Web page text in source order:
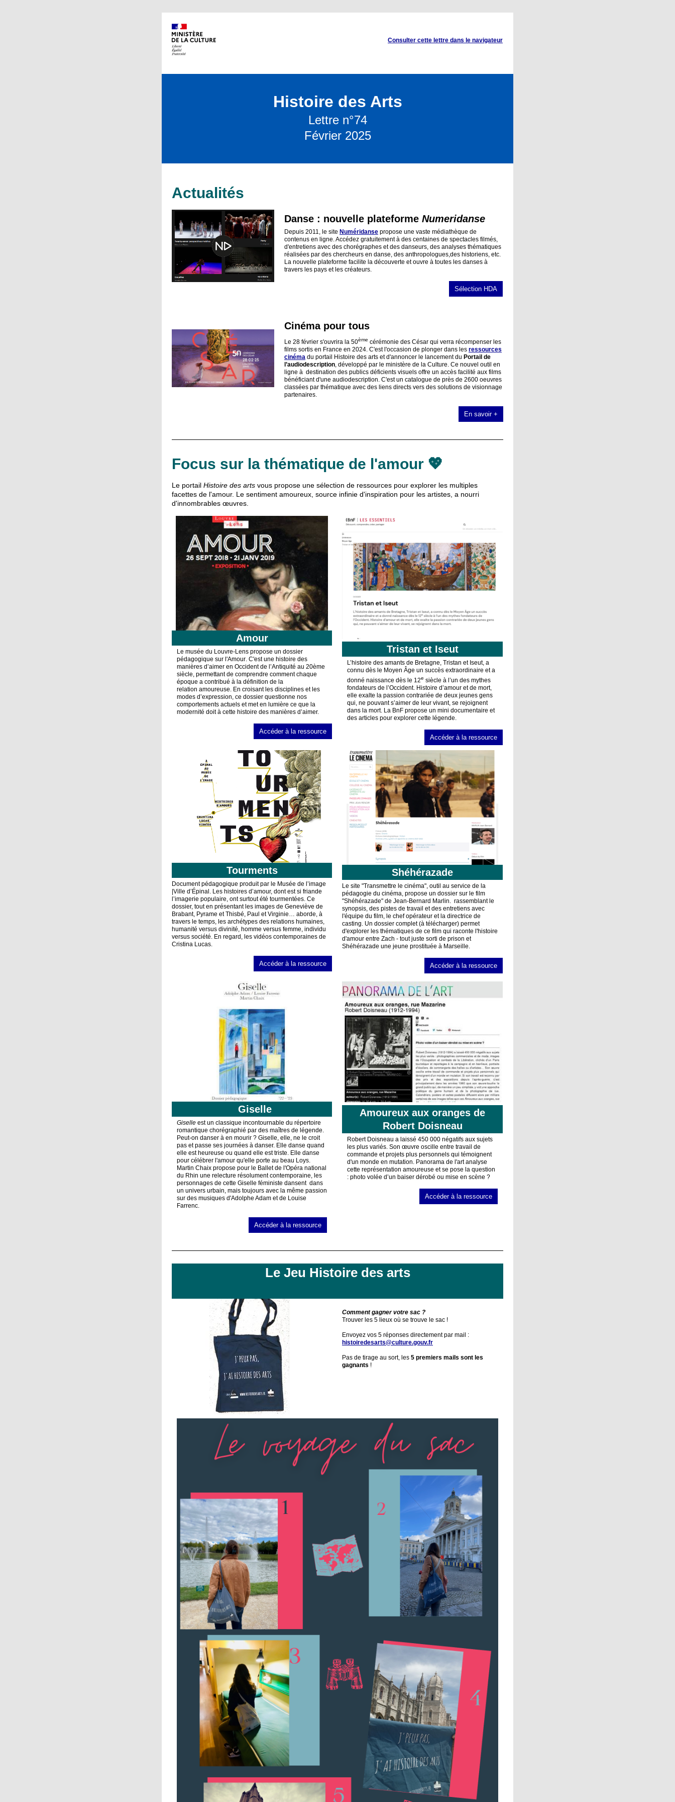
Consulter cette lettre dans le navigateur
Histoire des Arts
Lettre n°74
Février 2025
Actualités
Danse : nouvelle plateforme Numeridanse
Depuis 2011, le site Numéridanse propose une vaste médiathèque de
contenus en ligne. Accédez gratuitement à des centaines de spectacles filmés,
d'entretiens avec des chorégraphes et des danseurs, des analyses thématiques
réalisées par des chercheurs en danse, des anthropologues,des historiens, etc.
La nouvelle plateforme facilite la découverte et ouvre à toutes les danses à
travers les pays et les créateurs.
Sélection HDA
Cinéma pour tous
Le 28 février s'ouvrira la 50ème cérémonie des César qui verra récompenser les
films sortis en France en 2024. C'est l'occasion de plonger dans les ressources
cinéma du portail Histoire des arts et d'annoncer le lancement du Portail de
l’audiodescription, développé par le ministère de la Culture. Ce nouvel outil en
ligne à destination des publics déficients visuels offre un accès facilité aux films
bénéficiant d'une audiodescription. C'est un catalogue de près de 2600 oeuvres
classées par thématique avec des liens directs vers des solutions de visionnage
partenaires.
En savoir +
Focus sur la thématique de l'amour 💖
Le portail Histoire des arts vous propose une sélection de ressources pour explorer les multiples
facettes de l'amour. Le sentiment amoureux, source infinie d'inspiration pour les artistes, a nourri
d'innombrables œuvres.
Amour
Le musée du Louvre-Lens propose un dossier
pédagogique sur l'Amour. C'estune histoire des
manières d’aimer en Occident de l’Antiquité au 20ème
siècle, permettant de comprendre comment chaque
époque a contribué à la définition de la
relation amoureuse. En croisant les disciplines et les
modes d’expression, ce dossier questionne nos
comportements actuels et met en lumière ce que la
modernité doit à cette histoire des manières d’aimer.
Accéder à la ressource
Tristan et Iseut
L’histoire des amants de Bretagne, Tristan et Iseut, a
connu dès le Moyen Âge un succès extraordinaire et a
donné naissance dès le 12e siècle à l’un des mythes
fondateurs de l’Occident. Histoire d’amour et de mort,
elle exalte la passion contrariée de deux jeunes gens
qui, ne pouvant s’aimer de leur vivant, se rejoignent
dans la mort. La BnF propose un mini documentaire et
des articles pour explorer cette légende.
Accéder à la ressource
Tourments
Document pédagogique produit par le Musée de l’image
|Ville d’Épinal. Les histoires d’amour, dont est si friande
l’imagerie populaire, ont surtout été tourmentées. Ce
dossier, tout en présentant les images de Geneviève de
Brabant, Pyrame et Thisbé, Paul et Virginie… aborde, à
travers le temps, les archétypes des relations humaines,
humanité versus divinité, homme versus femme, individu
versus société. En regard, les vidéos contemporaines de
Cristina Lucas.
Accéder à la ressource
Shéhérazade
Le site "Transmettre le cinéma", outil au service de la
pédagogie du cinéma, propose un dossier sur le film
"Shéhérazade" de Jean-Bernard Marlin. rassemblant le
synopsis, des pistes de travail et des entretiens avec
l'équipe du film, le chef opérateur et la directrice de
casting. Un dossier complet (à télécharger) permet
d'explorer les thématiques de ce film qui raconte l'histoire
d'amour entre Zach - tout juste sorti de prison et
Shéhérazade une jeune prostituée à Marseille.
Accéder à la ressource
Giselle
Giselle est un classique incontournable du répertoire
romantique chorégraphié par des maîtres de légende.
Peut-on danser à en mourir ? Giselle, elle, ne le croit
pas et passe ses journées à danser. Elle danse quand
elle est heureuse ou quand elle est triste. Elle danse
pour célébrer l'amour qu'elle porte au beau Loys.
Martin Chaix propose pour le Ballet de l'Opéra national
du Rhin une relecture résolument contemporaine, les
personnages de cette Giselle féministe dansent dans
un univers urbain, mais toujours avec la même passion
sur des musiques d'Adolphe Adam et de Louise
Farrenc.
Accéder à la ressource
Amoureux aux oranges de
Robert Doisneau
Robert Doisneau a laissé 450 000 négatifs aux sujets
les plus variés. Son œuvre oscille entre travail de
commande et projets plus personnels qui témoignent
d'un monde en mutation. Panorama de l'art analyse
cette représentation amoureuse et se pose la question
: photo volée d’un baiser dérobé ou mise en scène ?
Accéder à la ressource
Le Jeu Histoire des arts
Comment gagner votre sac ?
Trouver les 5 lieux où se trouve le sac !
Envoyez vos 5 réponses directement par mail :
histoiredesarts@culture.gouv.fr
Pas de tirage au sort, les 5 premiers mails sont les
gagnants !